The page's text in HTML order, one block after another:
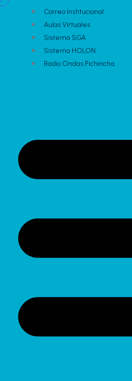
Correo Institucional
Aulas Virtuales
Sistema SGA
Sistema HOLON
Radio Ondas Pichincha